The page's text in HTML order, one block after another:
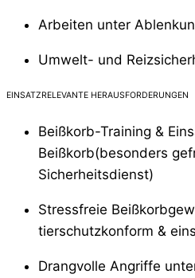
Arbeiten unter
Umwelt- und
EINSATZRELEVANTE HERAUSFORDERUNGEN
Beißkorb-Training &
Beißkorb(besonders
Sicherheitsdienst)
Stressfreie
tierschutzkonform &
Drangvolle Angriffe